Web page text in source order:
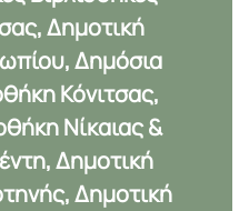
Δημοτική
Δημόσια
Κόνιτσας,
Νίκαιας &
Δημοτική
Δημοτική